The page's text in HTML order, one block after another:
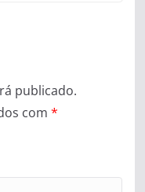
publicado.
com *